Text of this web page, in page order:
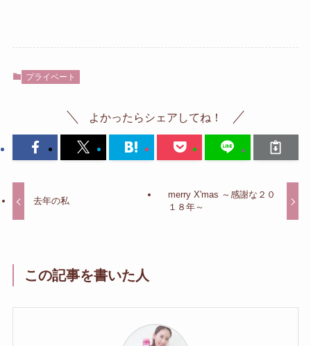
プライベート
よかったらシェアしてね！
去年の私
merry X'mas ～感謝な２０
１８年～
この記事を書いた人